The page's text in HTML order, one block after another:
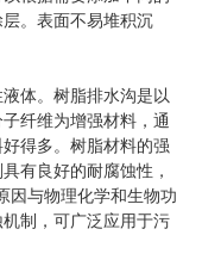
。表面不易堆积沉
体。树脂排水沟是以
纤维为增强材料，通
得多。树脂材料的强
有良好的耐腐蚀性，
因与物理化学和生物功
制，可广泛应用于污